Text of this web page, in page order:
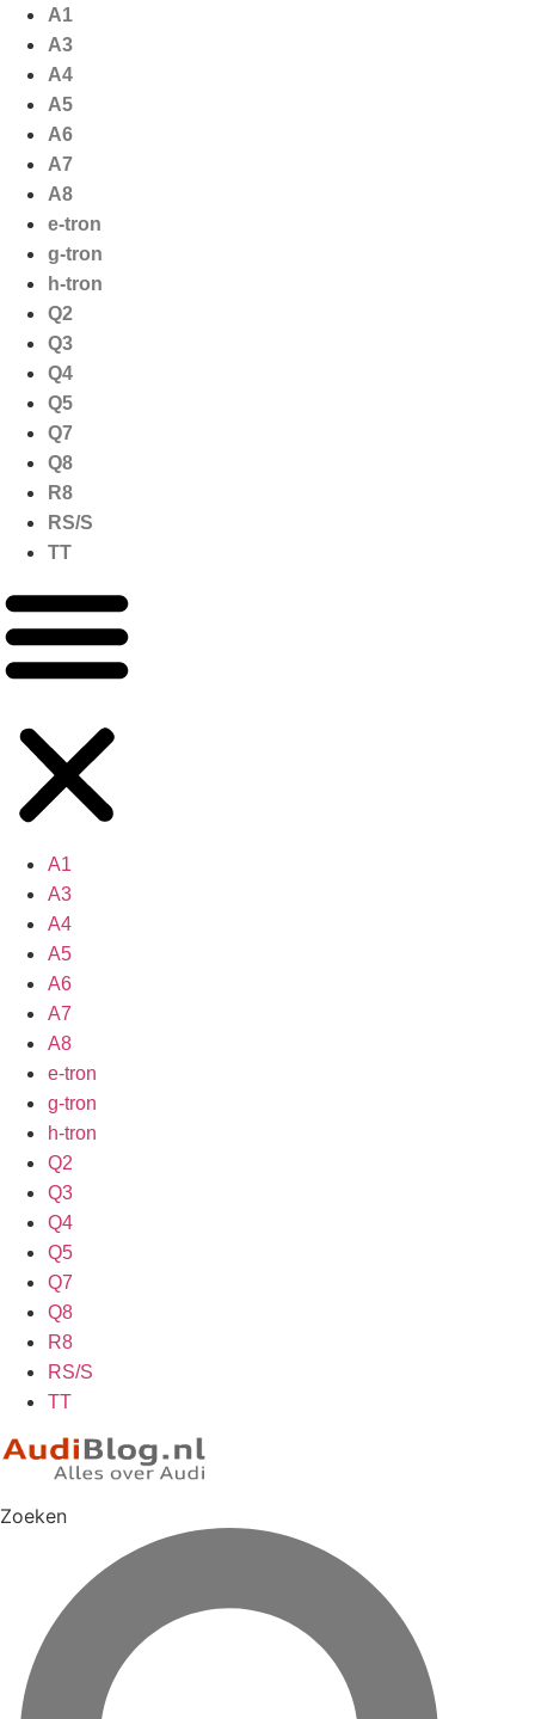
naar
inhoud
A1
A3
A4
A5
A6
A7
A8
e-tron
g-tron
h-tron
Q2
Q3
Q4
Q5
Q7
Q8
R8
RS/S
TT
A1
A3
A4
A5
A6
A7
A8
e-tron
g-tron
h-tron
Q2
Q3
Q4
Q5
Q7
Q8
R8
RS/S
TT
Zoeken